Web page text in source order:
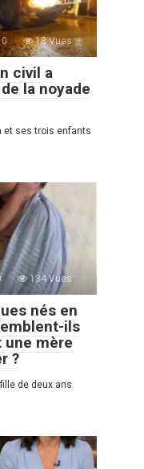
0 18 Vues :
civil a
la noyade
et ses trois enfants
134 Vues :
nés en
ils
une mère
?
de deux ans